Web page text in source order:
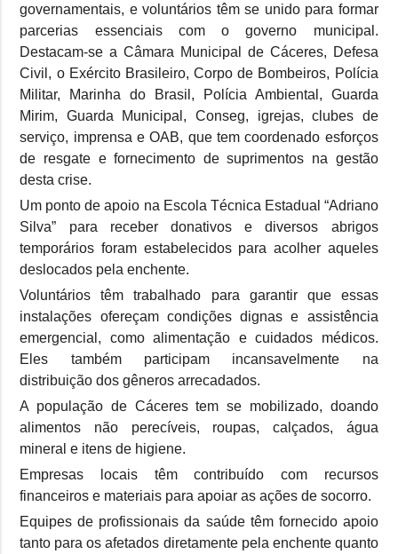
governamentais, e voluntários têm se unido para formar
parcerias essenciais com o governo municipal.
Destacam-se a Câmara Municipal de Cáceres, Defesa
Civil, o Exército Brasileiro, Corpo de Bombeiros, Polícia
Militar, Marinha do Brasil, Polícia Ambiental, Guarda
Mirim, Guarda Municipal, Conseg, igrejas, clubes de
serviço, imprensa e OAB, que tem coordenado esforços
de resgate e fornecimento de suprimentos na gestão
desta crise.
Um ponto de apoio na Escola Técnica Estadual “Adriano
Silva” para receber donativos e diversos abrigos
temporários foram estabelecidos para acolher aqueles
deslocados pela enchente.
Voluntários têm trabalhado para garantir que essas
instalações ofereçam condições dignas e assistência
emergencial, como alimentação e cuidados médicos.
Eles também participam incansavelmente na
distribuição dos gêneros arrecadados.
A população de Cáceres tem se mobilizado, doando
alimentos não perecíveis, roupas, calçados, água
mineral e itens de higiene.
Empresas locais têm contribuído com recursos
financeiros e materiais para apoiar as ações de socorro.
Equipes de profissionais da saúde têm fornecido apoio
tanto para os afetados diretamente pela enchente quanto